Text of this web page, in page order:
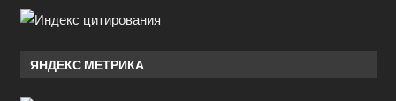
ЯНДЕКС.МЕТРИКА